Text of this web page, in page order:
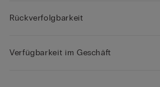
Rückverfolgbarkeit
Verfügbarkeit im Geschäft